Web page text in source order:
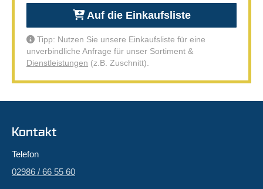
Auf die Einkaufsliste
Tipp: Nutzen Sie unsere Einkaufsliste für eine
unverbindliche Anfrage für unser Sortiment &
Dienstleistungen (z.B. Zuschnitt).
Kontakt
Telefon
02986 / 66 55 60